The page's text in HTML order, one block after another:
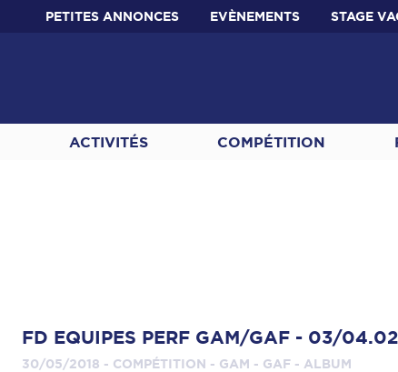
PETITES ANNONCES EVÈNEMENTS STAGE
ACTIVITÉS COMPÉTITION
FD EQUIPES PERF GAM/GAF - 03/
30/05/2018 - COMPÉTITION - GAM - GAF - ALBUM